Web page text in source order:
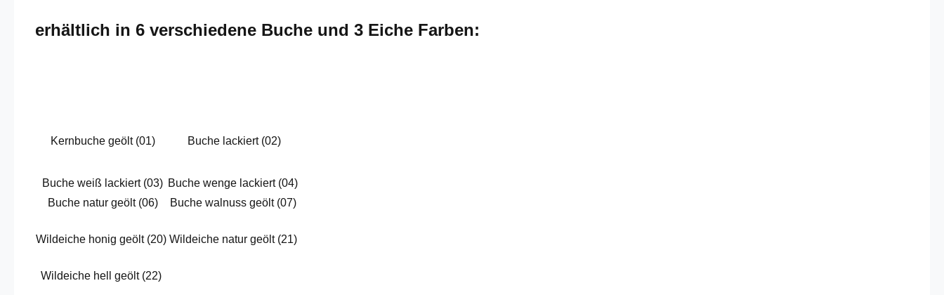
erhältlich in 6 verschiedene Buche und 3 Eiche Farben:
Kernbuche geölt (01) Buche lackiert (02)
Buche weiß lackiert (03) Buche wenge lackiert (04)
Buche natur geölt (06)
Buche walnuss geölt (07)
Wildeiche honig geölt (20) Wildeiche natur geölt (21)
Wildeiche hell geölt (22)